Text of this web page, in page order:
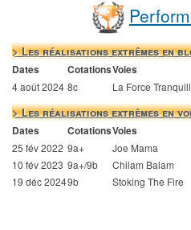
> Les réalisations extrêmes en
Dates CotationsVoies
4 août 2024 8c La Force
> Les réalisations extrêmes en
Dates CotationsVoies
25 fév 2022 9a+ Joe Mama
10 fév 2023 9a+/9b Chilam Balam
19 déc 20249b Stoking The Fire